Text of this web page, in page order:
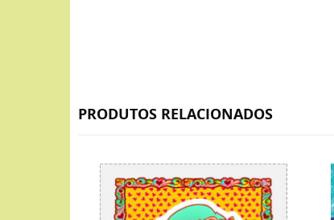
PRODUTOS RELACIONADOS